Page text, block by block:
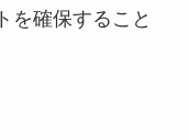
を確保すること